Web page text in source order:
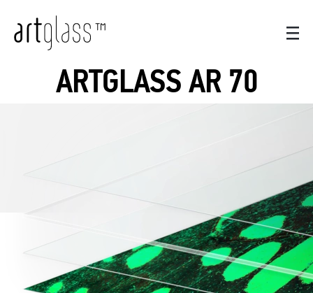
ARTGLASS AR 70